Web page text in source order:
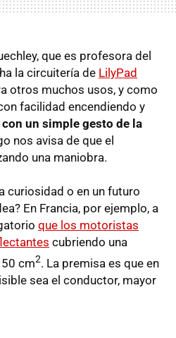
que es profesora del
la circuitería de LilyPad
otros muchos usos, y como
facilidad encendiendo y
con un simple gesto de la
nos avisa de que el
una maniobra.
curiosidad o en un futuro
En Francia, por ejemplo, a
que los motoristas
cubriendo una
cm2. La premisa es que en
sea el conductor, mayor